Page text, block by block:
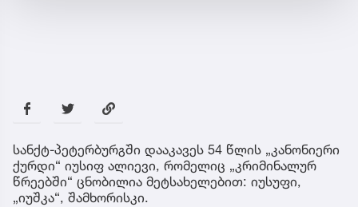
სანქტ-პეტერბურგში დააკავეს 54 წლის „კანონიერი
ქურდი“ იუსიფ ალიევი, რომელიც „კრიმინალურ
წრეებში“ ცნობილია მეტსახელებით: იუსუფი,
„იუშკა“, შამხორისკი.